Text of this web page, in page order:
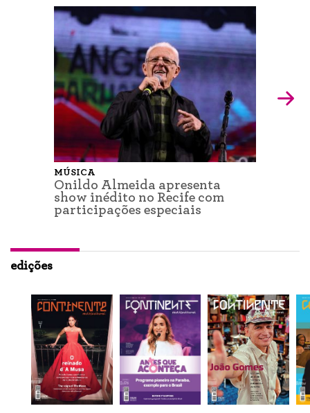
MÚSICA
Onildo Almeida apresenta
show inédito no Recife com
participações especiais
edições